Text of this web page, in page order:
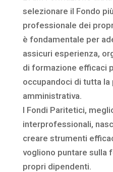
selezionare il Fondo
professionale dei
è fondamentale per
assicuri esperienza,
di formazione efficaci
occupandoci di tutta
amministrativa.
I Fondi Paritetici,
interprofessionali,
creare strumenti
vogliono puntare sulla
propri dipendenti.